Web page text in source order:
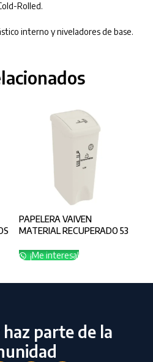
Rolled.
interno y niveladores de base.
PAPELERA VAIVEN
MATERIAL RECUPERADO 53
APROVECHABLE
¡Me interesa!
parte de la